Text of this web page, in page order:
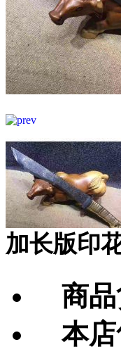
加长版印
商品
本店